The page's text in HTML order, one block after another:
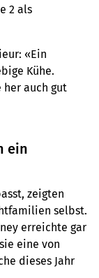
2 als
«Ein
Kühe.
her auch gut
ein
zeigten
selbst.
erreichte gar
eine von
dieses Jahr